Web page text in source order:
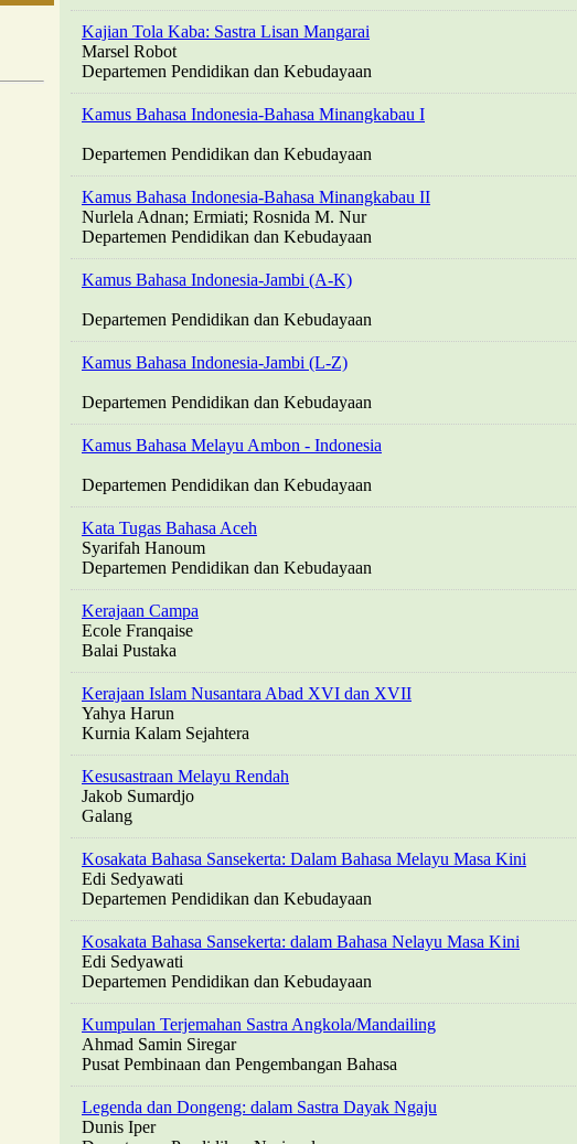
Kajian Tola Kaba: Sastra Lisan Mangarai
Marsel Robot
Departemen Pendidikan dan Kebudayaan
Kamus Bahasa Indonesia-Bahasa Minangkabau I
Departemen Pendidikan dan Kebudayaan
Kamus Bahasa Indonesia-Bahasa Minangkabau II
Nurlela Adnan; Ermiati; Rosnida M. Nur
Departemen Pendidikan dan Kebudayaan
Kamus Bahasa Indonesia-Jambi (A-K)
Departemen Pendidikan dan Kebudayaan
Kamus Bahasa Indonesia-Jambi (L-Z)
Departemen Pendidikan dan Kebudayaan
Kamus Bahasa Melayu Ambon - Indonesia
Departemen Pendidikan dan Kebudayaan
Kata Tugas Bahasa Aceh
Syarifah Hanoum
Departemen Pendidikan dan Kebudayaan
Kerajaan Campa
Ecole Franqaise
Balai Pustaka
Kerajaan Islam Nusantara Abad XVI dan XVII
Yahya Harun
Kurnia Kalam Sejahtera
Kesusastraan Melayu Rendah
Jakob Sumardjo
Galang
Kosakata Bahasa Sansekerta: Dalam Bahasa Melayu Masa Kini
Edi Sedyawati
Departemen Pendidikan dan Kebudayaan
Kosakata Bahasa Sansekerta: dalam Bahasa Nelayu Masa Kini
Edi Sedyawati
Departemen Pendidikan dan Kebudayaan
Kumpulan Terjemahan Sastra Angkola/Mandailing
Ahmad Samin Siregar
Pusat Pembinaan dan Pengembangan Bahasa
Legenda dan Dongeng: dalam Sastra Dayak Ngaju
Dunis Iper